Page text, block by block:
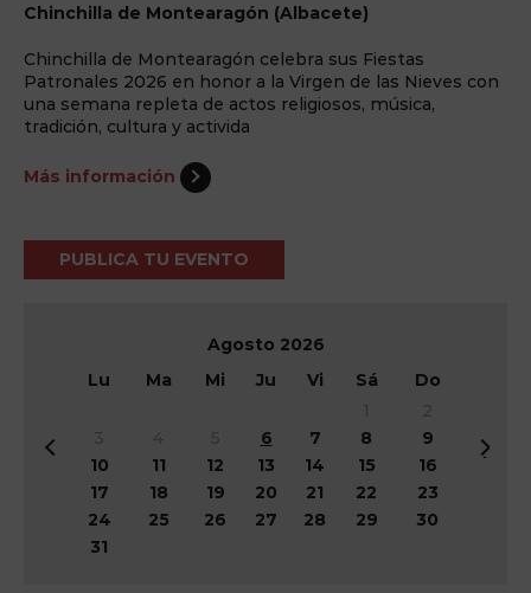
Chinchilla de Montearagón (Albacete)
Chinchilla de Montearagón celebra sus Fiestas
Patronales 2026 en honor a la Virgen de las Nieves con
una semana repleta de actos religiosos, música,
tradición, cultura y activida
Más información
PUBLICA TU EVENTO
Si
Agosto 2026
Lu
Ma Mi Ju Vi Sá
Do
6 7 8
9
10
11 12 13 14 15
16
17
18 19 20 21 22
23
24
25 26 27 28 29
30
31